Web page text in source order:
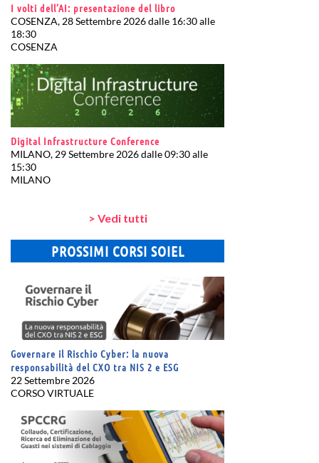
I volti dell’AI: presentazione del libro
COSENZA, 28 Settembre 2026 dalle 16:30 alle
18:30
COSENZA
Digital Infrastructure Conference
MILANO, 29 Settembre 2026 dalle 09:30 alle
15:30
MILANO
> Vedi tutti
PROSSIMI CORSI SOIEL
Governare il Rischio Cyber: la nuova
responsabilità del CXO tra NIS 2 e ESG
22 Settembre 2026
CORSO VIRTUALE